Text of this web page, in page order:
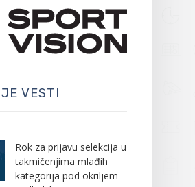
VESTI
Rok za prijavu selekcija u
takmičenjima mlađih
kategorija pod okriljem